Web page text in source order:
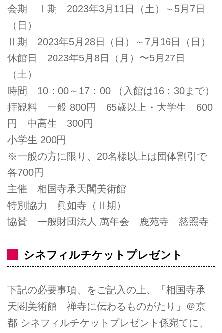
会期 Ⅰ期 2023年3月11日（土）～5月7日
（日）
Ⅱ期 2023年5月28日（日）～7月16日（日）
休館日 2023年5月8日（月）〜5月27日
（土）
時間 10：00～17：00 （入館は16：30まで）
拝観料 一般 800円 65歳以上・大学生 600
円 中高生 300円
小学生 200円
※一般の方に限り、20名様以上は団体割引で
各700円
主催 相国寺承天閣美術館
特別協力 眞如寺（Ⅱ期）
協賛 一般財団法人 萬年会 鹿苑寺 慈照寺
シネフィルチケットプレゼント
下記の必要事項、をご記入の上、「相国寺承
天閣美術館 禅寺に伝わるものがたり」＠京
都 シネフィルチケットプレゼント係宛てに、